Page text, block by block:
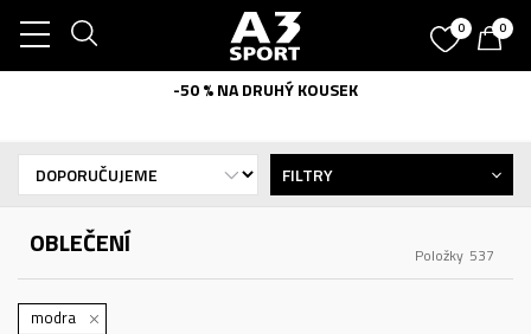
0 0
-50 % NA DRUHÝ KOUSEK
OBLEČENÍ 537
Položky
FILTRY
modra